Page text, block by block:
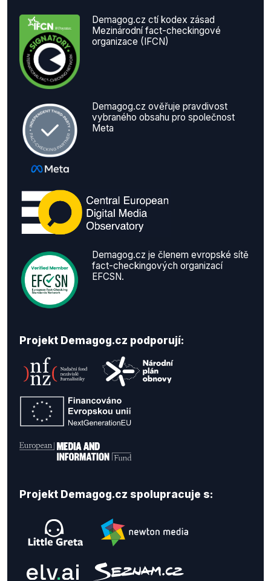
Demagog.cz ctí kodex zásad
Mezinárodní fact-checkingové
organizace (IFCN)
Demagog.cz ověřuje pravdivost
vybraného obsahu pro společnost
Meta
Demagog.cz je členem evropské sítě
fact-checkingových organizací
EFCSN.
Projekt Demagog.cz podporují:
Projekt Demagog.cz spolupracuje s: